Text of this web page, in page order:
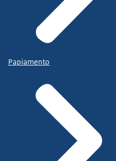
Papiamento